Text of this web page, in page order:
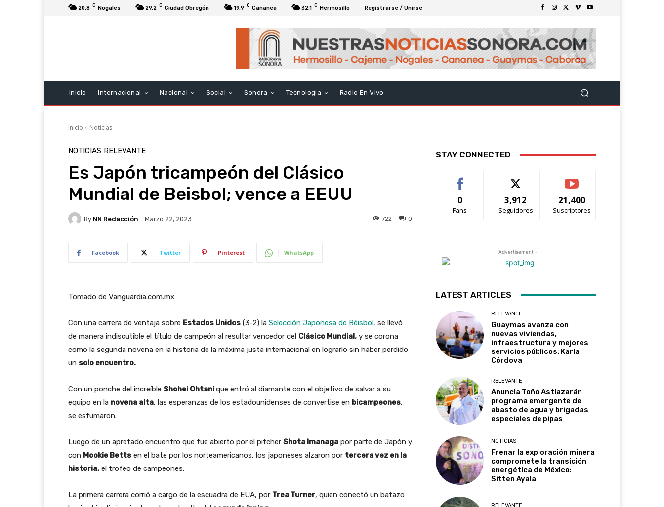
20.8 C Nogales 29.2 C Ciudad Obregón 19.9 C Cananea 32.1 C Hermosillo Registrarse / Unirse
Inicio Internacional Nacional Social Sonora Tecnologia Radio En Vivo
Inicio Noticias
NOTICIAS RELEVANTE
Es Japón tricampeón del Clásico
Mundial de Beisbol; vence a EEUU
By NN Redacción Marzo 22, 2023 0
722
Facebook Twitter Pinterest WhatsApp
Tomado de Vanguardia.com.mx
Con una carrera de ventaja sobre Estados Unidos (3-2) la Selección Japonesa de Béisbol, se llevó
de manera indiscutible el título de campeón al resultar vencedor del Clásico Mundial, y se corona
como la segunda novena en la historia de la máxima justa internacional en lograrlo sin haber perdido
un solo encuentro.
Con un ponche del increíble Shohei Ohtanique entró al diamante con el objetivo de salvar a su
equipo en la novena alta, las esperanzas de los estadounidenses de convertise en bicampeones,
se esfumaron.
Luego de un apretado encuentro que fue abierto por el pitcher Shota Imanaga por parte de Japón y
con Mookie Betts en el bate por los norteamericanos, los japoneses alzaron por tercera vez en la
historia, el trofeo de campeones.
La primera carrera corrió a cargo de la escuadra de EUA, por Trea Turner, quien conectó un batazo
STAY CONNECTED
0
Fans
3,912
Seguidores
21,400
Suscriptores
- Advertisement -
LATEST ARTICLES
RELEVANTE
Guaymas avanza con
nuevas viviendas,
infraestructura y mejores
servicios públicos: Karla
Córdova
RELEVANTE
Anuncia Toño Astiazarán
programa emergente de
abasto de agua y brigadas
especiales de pipas
NOTICIAS
Frenar la exploración minera
compromete la transición
energética de México:
Sitten Ayala
RELEVANTE